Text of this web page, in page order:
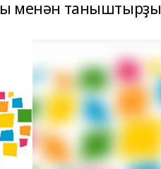
менән таныштырҙы